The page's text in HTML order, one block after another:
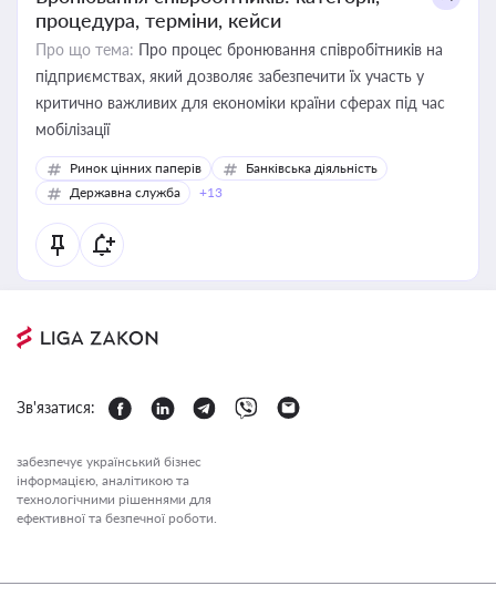
процедура, терміни, кейси
Про що тема: Про процес бронювання співробітників на
підприємствах, який дозволяє забезпечити їх участь у
критично важливих для економіки країни сферах під час
мобілізації
Ринок цінних паперів
Банківська діяльність
Державна служба
+13
Зв'язатися:
забезпечує український бізнес
інформацією, аналітикою та
технологічними рішеннями для
ефективної та безпечної роботи.